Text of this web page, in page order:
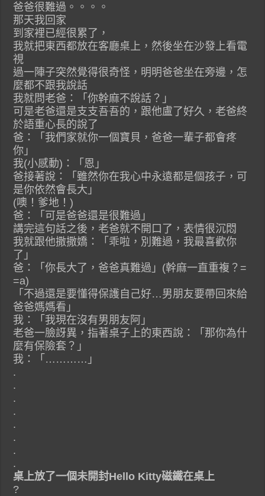
爸爸很難過。。。。
那天我回家
到家裡已經很累了，
我就把東西都放在客廳桌上，然後坐在沙發上看電
視
過一陣子突然覺得很奇怪，明明爸爸坐在旁邊，怎
麼都不跟我說話
我就問老爸：「你幹麻不說話？」
可是老爸還是支支吾吾的，跟他盧了好久，老爸終
於語重心長的說了
爸：「我們家就你一個寶貝，爸爸一輩子都會疼
你」
我(小感動)：「恩」
爸接著說：「雖然你在我心中永遠都是個孩子，可
是你依然會長大」
(噢！爹地！)
爸：「可是爸爸還是很難過」
講完這句話之後，老爸就不開口了，表情很沉悶
我就跟他撒撒嬌：「乖啦，別難過，我最喜歡你
了」
爸：「你長大了，爸爸真難過」(幹麻一直重複？=
=a)
「不過還是要懂得保護自己好…男朋友要帶回來給
爸爸媽媽看」
我：「我現在沒有男朋友阿」
老爸一臉訝異，指著桌子上的東西說：「那你為什
麼有保險套？」
我：「…………」
.
.
.
.
.
.
.
.
桌上放了一個未開封Hello Kitty磁鐵在桌上
?